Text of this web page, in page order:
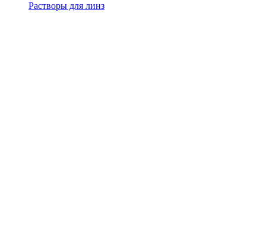
Растворы для линз